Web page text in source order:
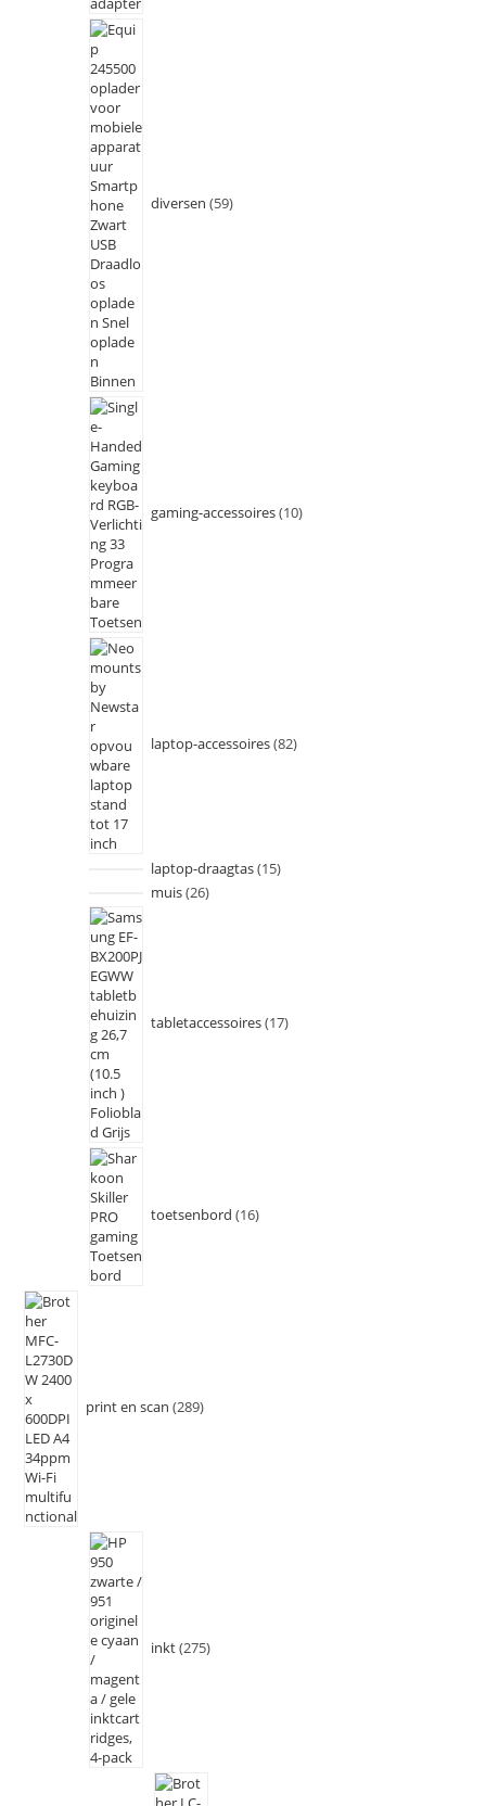
diversen 59
gaming-accessoires 10
laptop-accessoires 82
laptop-draagtas 15
muis 26
tabletaccessoires 17
toetsenbord 16
print en scan 289
inkt 275